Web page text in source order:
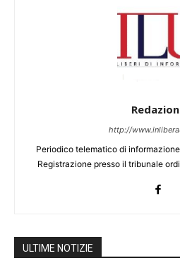
http://
Periodico telematico di
Registrazione presso il tribunale
ULTIME NOTIZIE